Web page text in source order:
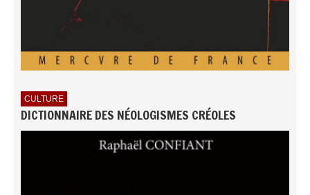
CULTURE
DICTIONNAIRE DES NÉOLOGISMES CRÉOLES